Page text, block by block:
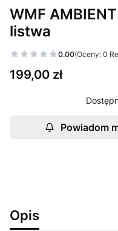
WMF
listwa
0.00(Oceny: 0
Cena
199,00 zł
Powiadom
Opis